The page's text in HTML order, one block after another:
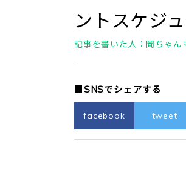
ントスケジュ
記事を書いた人：岡ちゃん
■SNSでシェアする
facebook tweet